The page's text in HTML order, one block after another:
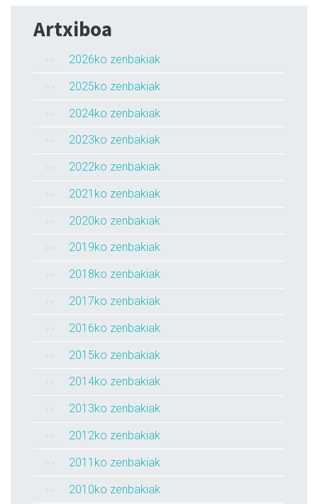
Artxiboa
2026ko zenbakiak
2025ko zenbakiak
2024ko zenbakiak
2023ko zenbakiak
2022ko zenbakiak
2021ko zenbakiak
2020ko zenbakiak
2019ko zenbakiak
2018ko zenbakiak
2017ko zenbakiak
2016ko zenbakiak
2015ko zenbakiak
2014ko zenbakiak
2013ko zenbakiak
2012ko zenbakiak
2011ko zenbakiak
2010ko zenbakiak